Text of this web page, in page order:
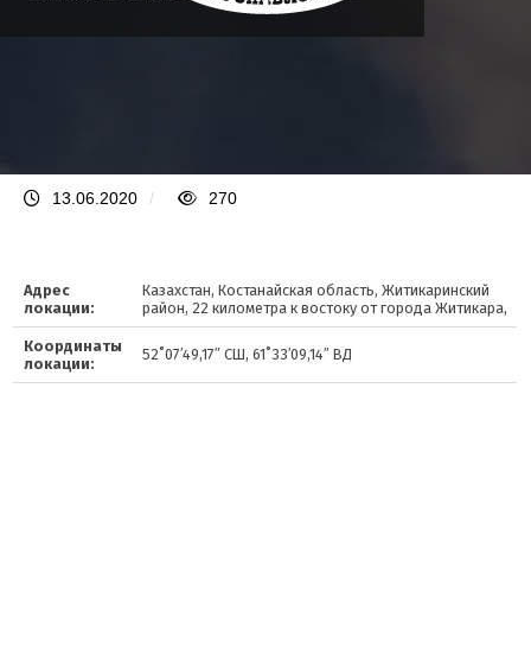
13.06.2020 / 270
Адрес
локации:
Казахстан, Костанайская область, Житикаринский
район, 22 километра к востоку от города Житикара,
Координаты
локации:
52˚07′49,17″ СШ, 61˚33′09,14″ ВД